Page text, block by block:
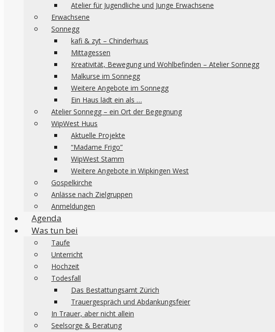
Atelier für Jugendliche und Junge Erwachsene
Erwachsene
Sonnegg
kafi & zyt – Chinderhuus
Mittagessen
Kreativität, Bewegung und Wohlbefinden – Atelier Sonnegg
Malkurse im Sonnegg
Weitere Angebote im Sonnegg
Ein Haus lädt ein als …
Atelier Sonnegg – ein Ort der Begegnung
WipWest Huus
Aktuelle Projekte
“Madame Frigo”
WipWest Stamm
Weitere Angebote in Wipkingen West
Gospelkirche
Anlässe nach Zielgruppen
Anmeldungen
Agenda
Was tun bei
Taufe
Unterricht
Hochzeit
Todesfall
Das Bestattungsamt Zürich
Trauergespräch und Abdankungsfeier
In Trauer, aber nicht allein
Seelsorge & Beratung